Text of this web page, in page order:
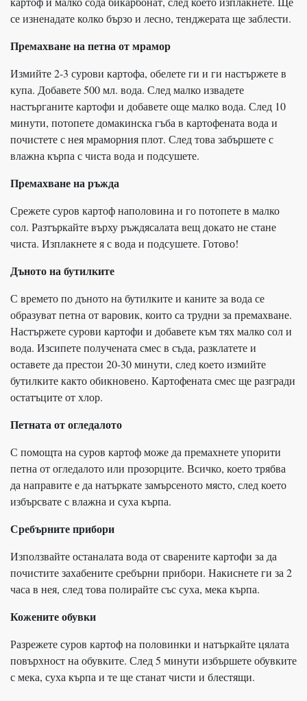
се изненадате колко бързо и лесно, тенджерата ще заблести.
Премахване на петна от мрамор
Измийте 2-3 сурови картофа, обелете ги и ги настържете в
купа. Добавете 500 мл. вода. След малко извадете
настърганите картофи и добавете още малко вода. След 10
минути, потопете домакинска гъба в картофената вода и
почистете с нея мраморния плот. След това забършете с
влажна кърпа с чиста вода и подсушете.
Премахване на ръжда
Срежете суров картоф наполовина и го потопете в малко
сол. Разтъркайте върху ръждясалата вещ докато не стане
чиста. Изплакнете я с вода и подсушете. Готово!
Дъното на бутилките
С времето по дъното на бутилките и каните за вода се
образуват петна от варовик, които са трудни за премахване.
Настържете сурови картофи и добавете към тях малко сол и
вода. Изсипете получената смес в съда, разклатете и
оставете да престои 20-30 минути, след което измийте
бутилките както обикновено. Картофената смес ще разгради
остатъците от хлор.
Петната от огледалото
С помощта на суров картоф може да премахнете упорити
петна от огледалото или прозорците. Всичко, което трябва
да направите е да натъркате замърсеното място, след което
избърсвате с влажна и суха кърпа.
Сребърните прибори
Използвайте останалата вода от сварените картофи за да
почистите захабените сребърни прибори. Накиснете ги за 2
часа в нея, след това полирайте със суха, мека кърпа.
Кожените обувки
Разрежете суров картоф на половинки и натъркайте цялата
повърхност на обувките. След 5 минути избършете обувките
с мека, суха кърпа и те ще станат чисти и блестящи.